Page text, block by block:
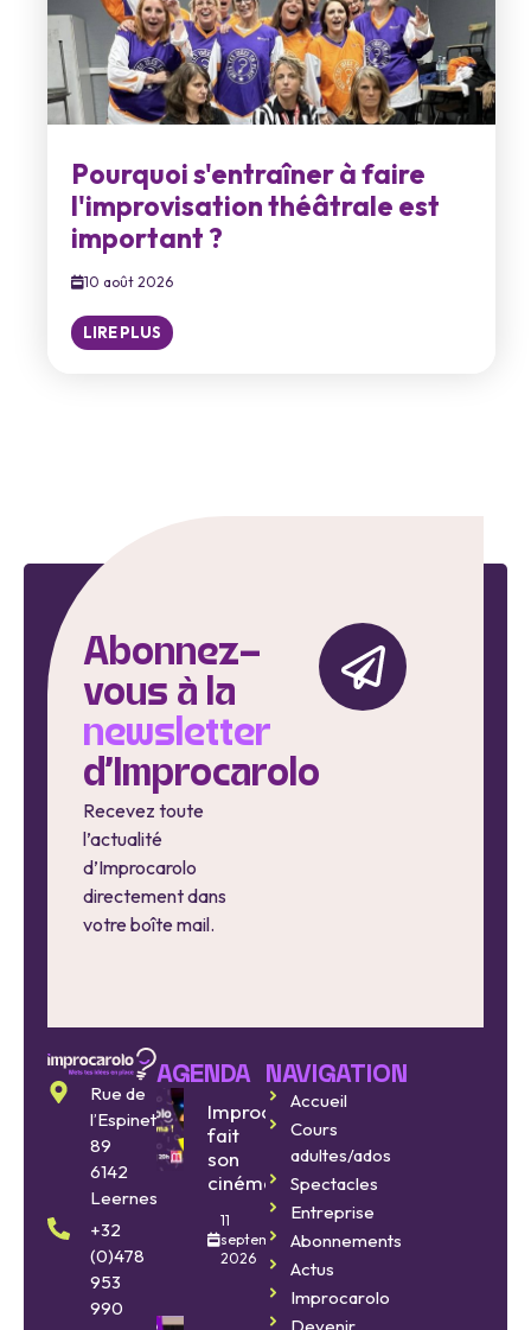
Pourquoi s'entraîner à faire
l'improvisation théâtrale est
important ?
10 août 2026
LIRE PLUS
Abonnez-
vous à la
newsletter
d'Improcarolo
Recevez toute
l’actualité
d’Improcarolo
directement dans
votre boîte mail.
Rue de
l’Espinette
89
6142
Leernes
+32
(0)478
953
990
AGENDA
Improcarolo
fait
son
cinéma
11
septembre
2026
NAVIGATION
Accueil
Cours
adultes/ados
Spectacles
Entreprise
Abonnements
Actus
Improcarolo